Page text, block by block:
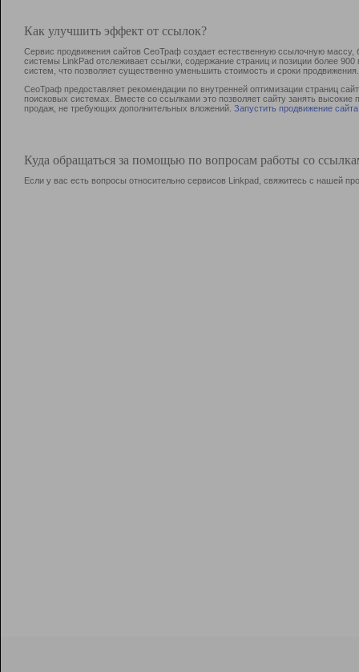
Как улучшить эффект от ссылок?
Сервис продвижения сайтов СеоТраф создает естественную ссылочную
системы LinkPad отслеживает ссылки, содержание страниц и позиции более
систем, что позволяет существенно уменьшить стоимость и сроки продвижения.
СеоТраф предоставляет рекомендации по внутренней оптимизации страниц
поисковых системах. Вместе со ссылками это позволяет сайту занять
продаж, не требующих дополнительных вложений. Запустить продвижение сайта
Куда обращаться за помощью по вопросам работы со
Если у вас есть вопросы относительно сервисов Linkpad, свяжитесь с нашей